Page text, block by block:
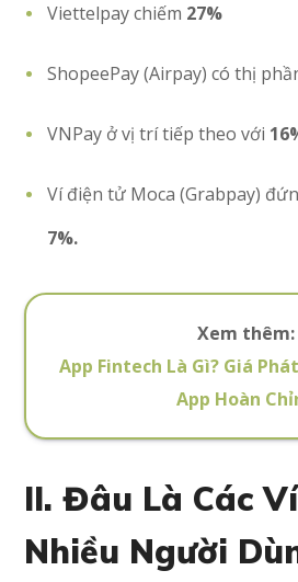
Viettelpay chiếm 27%
ShopeePay (Airpay) có thị
VNPay ở vị trí tiếp theo với
Ví điện tử Moca (Grabpay)
7%.
Xem thêm:
App Fintech Là Gì? Giá
App Hoàn
II. Đâu Là Các
Nhiều Người